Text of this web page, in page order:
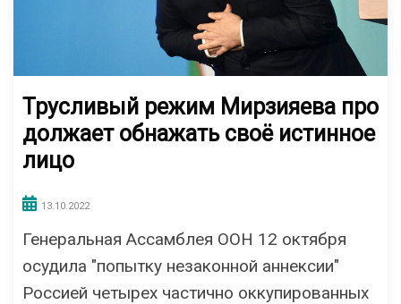
Трусливый режим Мирзияева про
должает обнажать своё истинное
лицо
13.10.2022
Генеральная Ассамблея ООН 12 октября
осудила "попытку незаконной аннексии"
Россией четырех частично оккупированных